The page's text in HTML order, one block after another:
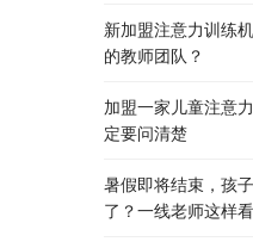
新加盟注意力训练
的教师团队？
加盟一家儿童注意
定要问清楚
暑假即将结束，孩
了？一线老师这样看